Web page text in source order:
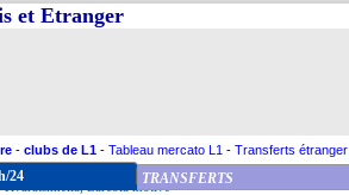
et Etranger
- clubs de L1 - Tableau mercato L1 - Transferts étranger
24 TRANSFERTS
: deux clubs sur Tchaouna
: pas de départ pour Adeyemi ?
: Mikautadze recale la Roma
: Sage viré, Rothen approuve
: Kvaratskhelia, Barcola motivé